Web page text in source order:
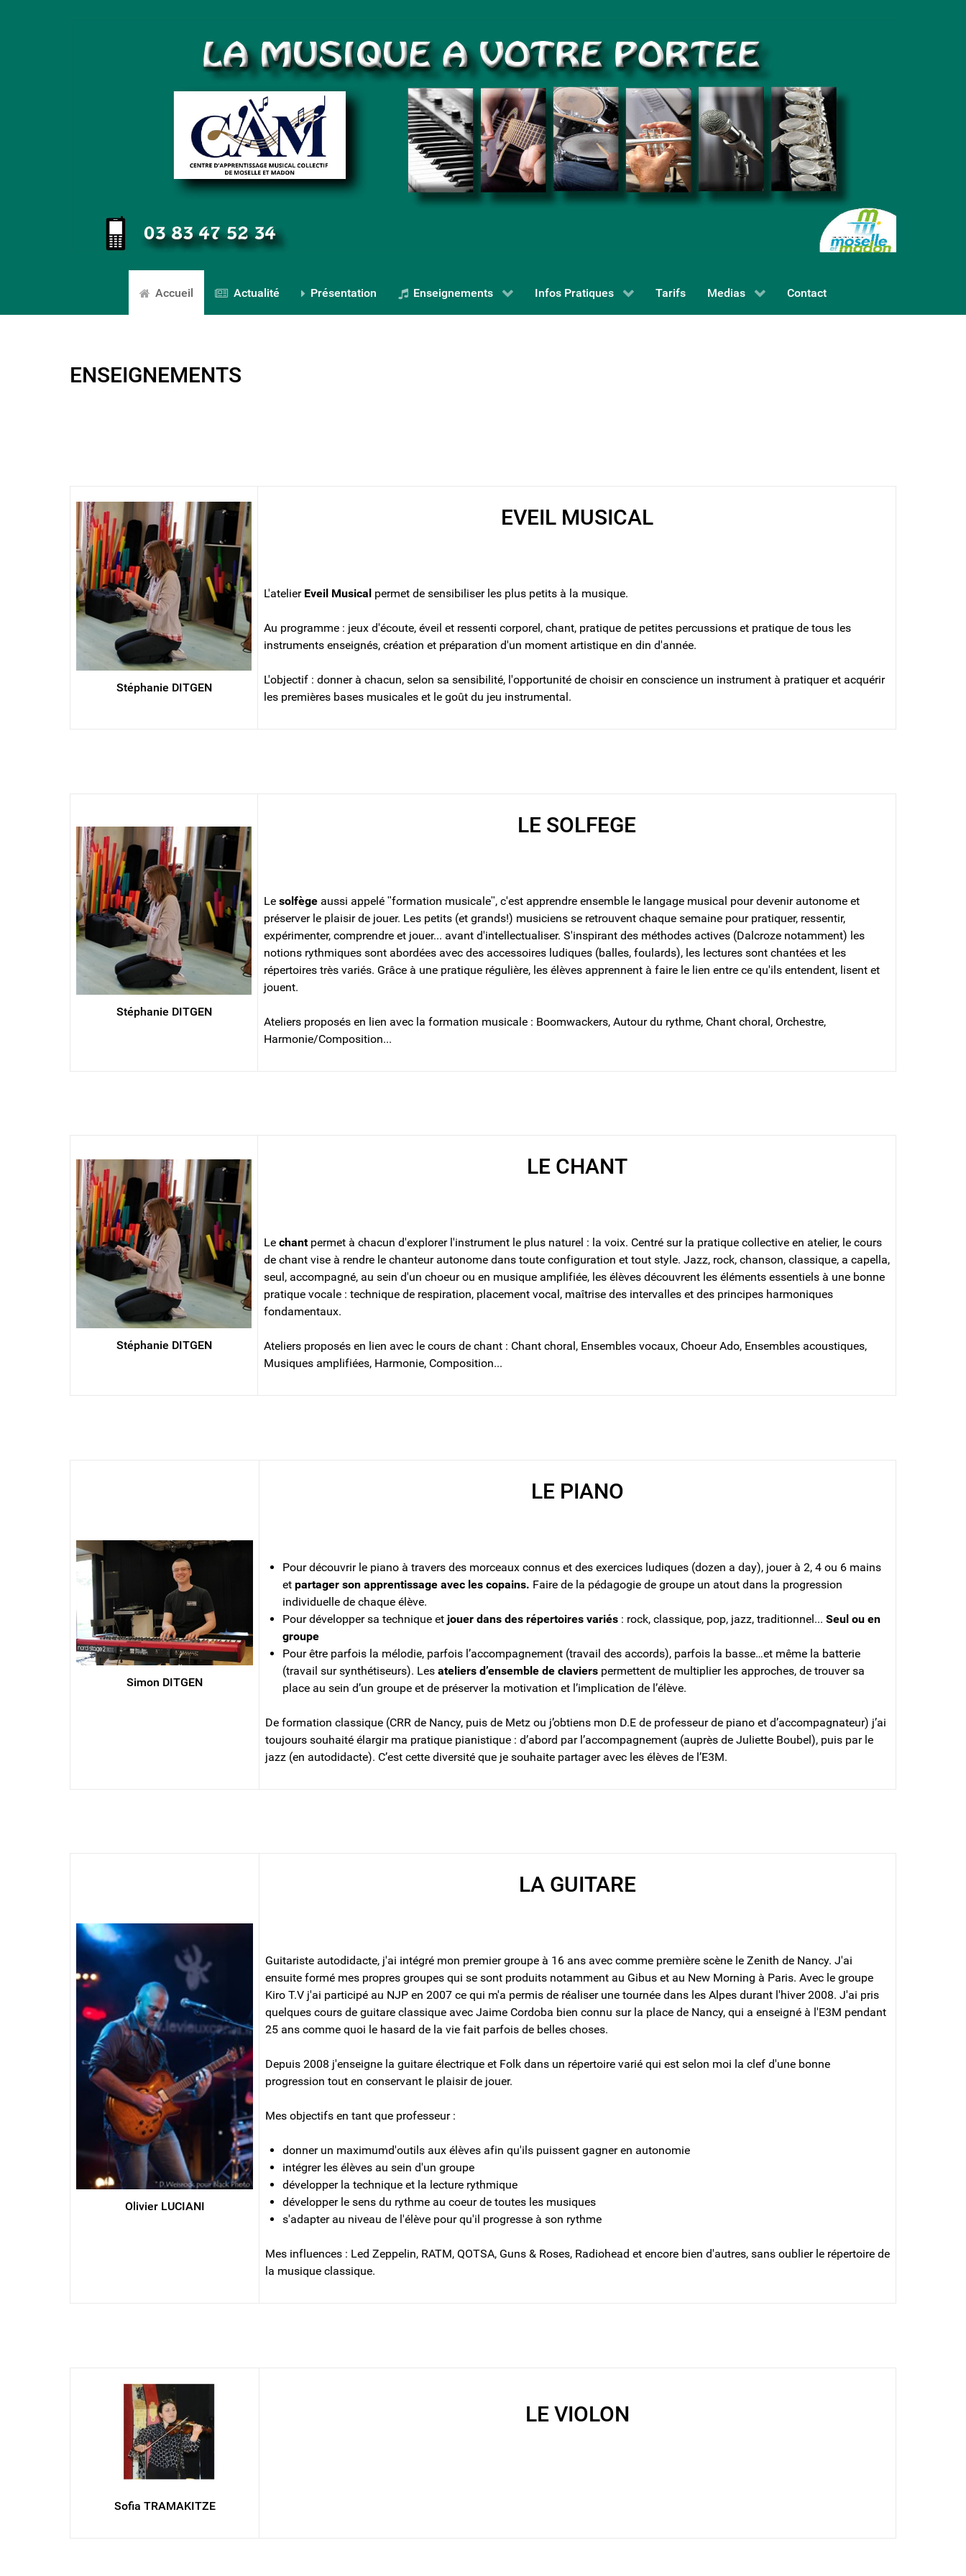
Accueil Actualité Présentation Enseignements Infos Pratiques Tarifs Medias Contact
ENSEIGNEMENTS
Stéphanie DITGEN
EVEIL MUSICAL
L'atelier Eveil Musical permet de sensibiliser les plus petits à la musique.
Au programme : jeux d'écoute, éveil et ressenti corporel, chant, pratique de petites percussions et pratique de tous les
instruments enseignés, création et préparation d'un moment artistique en din d'année.
L'objectif : donner à chacun, selon sa sensibilité, l'opportunité de choisir en conscience un instrument à pratiquer et acquérir
les premières bases musicales et le goût du jeu instrumental.
Stéphanie DITGEN
LE SOLFEGE
Le solfège aussi appelé ʺformation musicaleʺ, c'est apprendre ensemble le langage musical pour devenir autonome et
préserver le plaisir de jouer. Les petits (et grands!) musiciens se retrouvent chaque semaine pour pratiquer, ressentir,
expérimenter, comprendre et jouer... avant d'intellectualiser. S'inspirant des méthodes actives (Dalcroze notamment) les
notions rythmiques sont abordées avec des accessoires ludiques (balles, foulards), les lectures sont chantées et les
répertoires très variés. Grâce à une pratique régulière, les élèves apprennent à faire le lien entre ce qu'ils entendent, lisent et
jouent.
Ateliers proposés en lien avec la formation musicale : Boomwackers, Autour du rythme, Chant choral, Orchestre,
Harmonie/Composition...
Stéphanie DITGEN
LE CHANT
Le chantpermet à chacun d'explorer l'instrument le plus naturel : la voix. Centré sur la pratique collective en atelier, le cours
de chant vise à rendre le chanteur autonome dans toute configuration et tout style. Jazz, rock, chanson, classique, a capella,
seul, accompagné, au sein d'un choeur ou en musique amplifiée, les élèves découvrent les éléments essentiels à une bonne
pratique vocale : technique de respiration, placement vocal, maîtrise des intervalles et des principes harmoniques
fondamentaux.
Ateliers proposés en lien avec le cours de chant : Chant choral, Ensembles vocaux, Choeur Ado, Ensembles acoustiques,
Musiques amplifiées, Harmonie, Composition...
Simon DITGEN
LE PIANO
Pour découvrir le piano à travers des morceaux connus et des exercices ludiques (dozen a day), jouer à 2, 4 ou 6 mains
et partager son apprentissage avec les copains. Faire de la pédagogie de groupe un atout dans la progression
individuelle de chaque élève.
Pour développer sa technique et jouer dans des répertoires variés : rock, classique, pop, jazz, traditionnel... Seul ou en
groupe
Pour être parfois la mélodie, parfois l’accompagnement (travail des accords), parfois la basse…et même la batterie
(travail sur synthétiseurs). Les ateliers d’ensemble de claviers permettent de multiplier les approches, de trouver sa
place au sein d’un groupe et de préserver la motivation et l’implication de l’élève.
De formation classique (CRR de Nancy, puis de Metz ou j’obtiens mon D.E de professeur de piano et d’accompagnateur) j’ai
toujours souhaité élargir ma pratique pianistique : d’abord par l’accompagnement (auprès de Juliette Boubel), puis par le
jazz (en autodidacte). C’est cette diversité que je souhaite partager avec les élèves de l’E3M.
Olivier LUCIANI
LA GUITARE
Guitariste autodidacte, j'ai intégré mon premier groupe à 16 ans avec comme première scène le Zenith de Nancy. J'ai
ensuite formé mes propres groupes qui se sont produits notamment au Gibus et au New Morning à Paris. Avec le groupe
Kiro T.V j'ai participé au NJP en 2007 ce qui m'a permis de réaliser une tournée dans les Alpes durant l'hiver 2008. J'ai pris
quelques cours de guitare classique avec Jaime Cordoba bien connu sur la place de Nancy, qui a enseigné à l'E3M pendant
25 ans comme quoi le hasard de la vie fait parfois de belles choses.
Depuis 2008 j'enseigne la guitare électrique et Folk dans un répertoire varié qui est selon moi la clef d'une bonne
progression tout en conservant le plaisir de jouer.
Mes objectifs en tant que professeur :
donner un maximumd'outils aux élèves afin qu'ils puissent gagner en autonomie
intégrer les élèves au sein d'un groupe
développer la technique et la lecture rythmique
développer le sens du rythme au coeur de toutes les musiques
s'adapter au niveau de l'élève pour qu'il progresse à son rythme
Mes influences : Led Zeppelin, RATM, QOTSA, Guns & Roses, Radiohead et encore bien d'autres, sans oublier le répertoire de
la musique classique.
Sofia TRAMAKITZE
LE VIOLON